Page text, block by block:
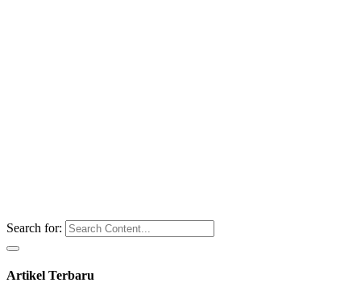
Search for:
Artikel Terbaru